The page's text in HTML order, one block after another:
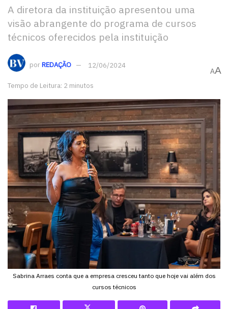
A diretora da instituição apresentou uma
visão abrangente do programa de cursos
técnicos oferecidos pela instituição
porREDAÇÃO 12/06/2024
Tempo de Leitura: 2 minutos
AA
Sabrina Arraes conta que a empresa cresceu tanto que hoje vai além dos
cursos técnicos